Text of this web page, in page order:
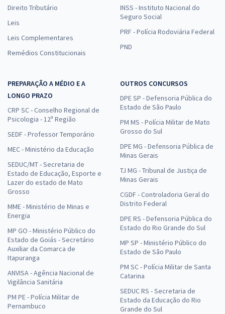
Direito Tributário
Leis
Leis Complementares
Remédios Constitucionais
INSS - Instituto Nacional do
Seguro Social
PRF - Polícia Rodoviária Federal
PND
PREPARAÇÃO A MÉDIO E A
LONGO PRAZO
CRP SC - Conselho Regional de
Psicologia - 12ª Região
SEDF - Professor Temporário
MEC - Ministério da Educação
SEDUC/MT - Secretaria de
Estado de Educação, Esporte e
Lazer do estado de Mato
Grosso
MME - Ministério de Minas e
Energia
MP GO - Ministério Público do
Estado de Goiás - Secretário
Auxiliar da Comarca de
Itapuranga
ANVISA - Agência Nacional de
Vigilância Sanitária
PM PE - Polícia Militar de
Pernambuco
OUTROS CONCURSOS
DPE SP - Defensoria Pública do
Estado de São Paulo
PM MS - Polícia Militar de Mato
Grosso do Sul
DPE MG - Defensoria Pública de
Minas Gerais
TJ MG - Tribunal de Justiça de
Minas Gerais
CGDF - Controladoria Geral do
Distrito Federal
DPE RS - Defensoria Pública do
Estado do Rio Grande do Sul
MP SP - Ministério Público do
Estado de São Paulo
PM SC - Polícia Militar de Santa
Catarina
SEDUC RS - Secretaria de
Estado da Educação do Rio
Grande do Sul